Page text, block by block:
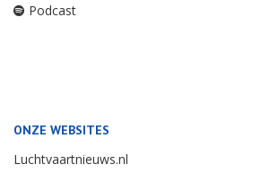
Podcast
ONZE WEBSITES
Luchtvaartnieuws.nl